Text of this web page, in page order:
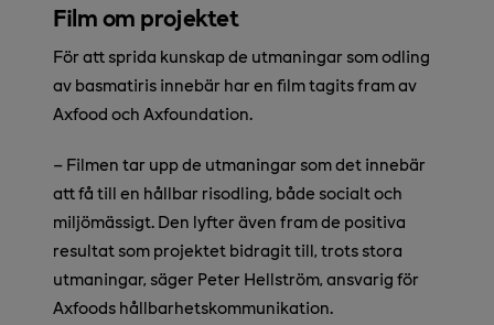
Film om projektet
För att sprida kunskap de utmaningar som odling
av basmatiris innebär har en film tagits fram av
Axfood och Axfoundation.
– Filmen tar upp de utmaningar som det innebär
att få till en hållbar risodling, både socialt och
miljömässigt. Den lyfter även fram de positiva
resultat som projektet bidragit till, trots stora
utmaningar, säger Peter Hellström, ansvarig för
Axfoods hållbarhetskommunikation.